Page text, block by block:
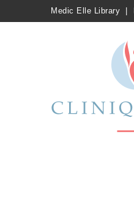
Medic Elle Library